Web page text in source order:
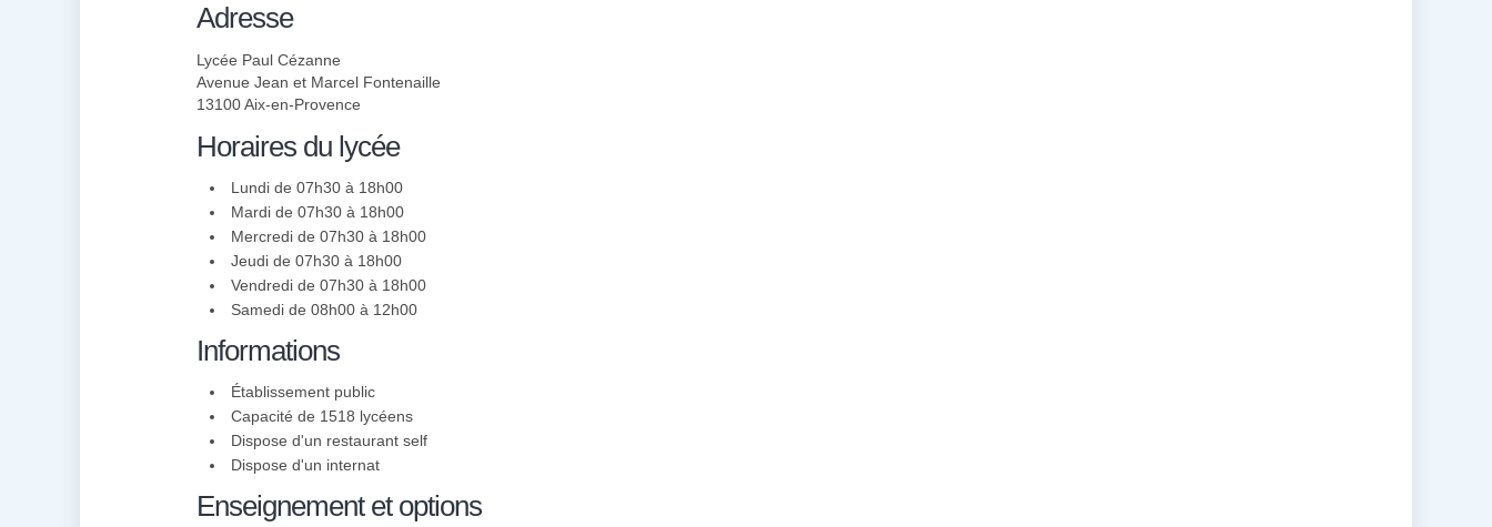
Adresse
Lycée Paul Cézanne
Avenue Jean et Marcel Fontenaille
13100 Aix-en-Provence
Horaires du lycée
Lundi de 07h30 à 18h00
Mardi de 07h30 à 18h00
Mercredi de 07h30 à 18h00
Jeudi de 07h30 à 18h00
Vendredi de 07h30 à 18h00
Samedi de 08h00 à 12h00
Informations
Établissement public
Capacité de 1518 lycéens
Dispose d'un restaurant self
Dispose d'un internat
Enseignement et options